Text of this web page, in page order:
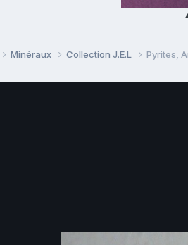
Minéraux Collection J.E.L Pyrites,